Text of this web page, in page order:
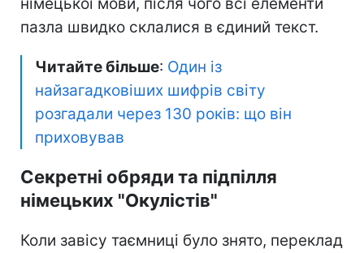
пазла швидко склалися в єдиний текст.
Читайте більше: Один із
найзагадковіших шифрів світу
розгадали через 130 років: що він
приховував
Секретні обряди та підпілля
німецьких "Окулістів"
Коли завісу таємниці було знято, переклад